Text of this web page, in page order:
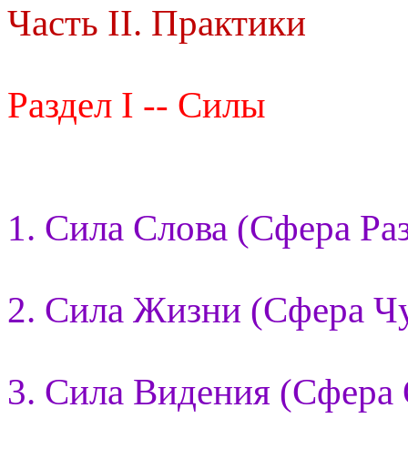
Часть II. Практики
Раздел I -- Силы
1. Сила Слова (Сфера
2. Сила Жизни (Сфера
3. Сила Видения (Сфера